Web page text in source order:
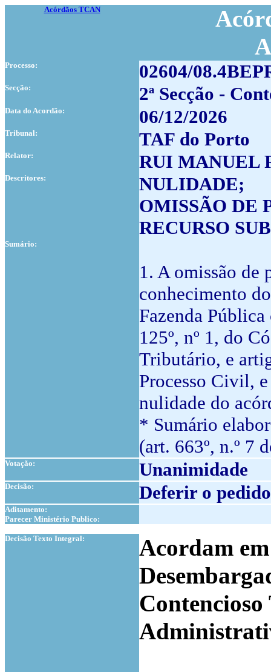
Acórdãos TCAN
Processo: 02604/
Secção: 2ª Secção -
Data do Acordão: 06/12/2026
Tribunal: TAF do Porto
Relator: RUI MANUEL
Descritores:
NULIDADE;
OMISSÃO DE
RECURSO
Sumário:
1. A omissão de
conhecimento
Fazenda
125º, nº 1, do
Tributário, e
Processo Civil,
nulidade do
* Sumário
(art. 663º, n.º 7
Votação: Unanimidade
Decisão: Deferir o
Aditamento:
Parecer Ministério Publico:
Decisão Texto Integral:
Acordam